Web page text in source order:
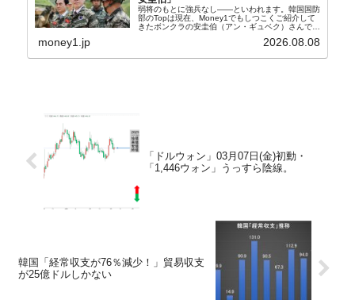
弱将のもとに強兵なし――といわれます。韓国国防
部のTopは現在、Money1でもしつこくご紹介して
きたボンクラの安圭伯（アン・ギュベク）さんで
さんと「韓国初の文官上がり」の国防部長官安圭伯
money1.jp 2026.08.08
「ドルウォン」03月07日(金)初動・
「1,446ウォン」うっすら陰線。
韓国「経常収支が76％減少！」貿易収支
が25億ドルしかない